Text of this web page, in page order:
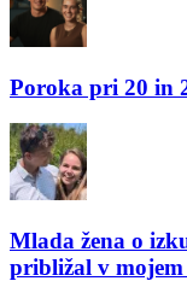
Poroka pri 20 in
Mlada žena o
približal v